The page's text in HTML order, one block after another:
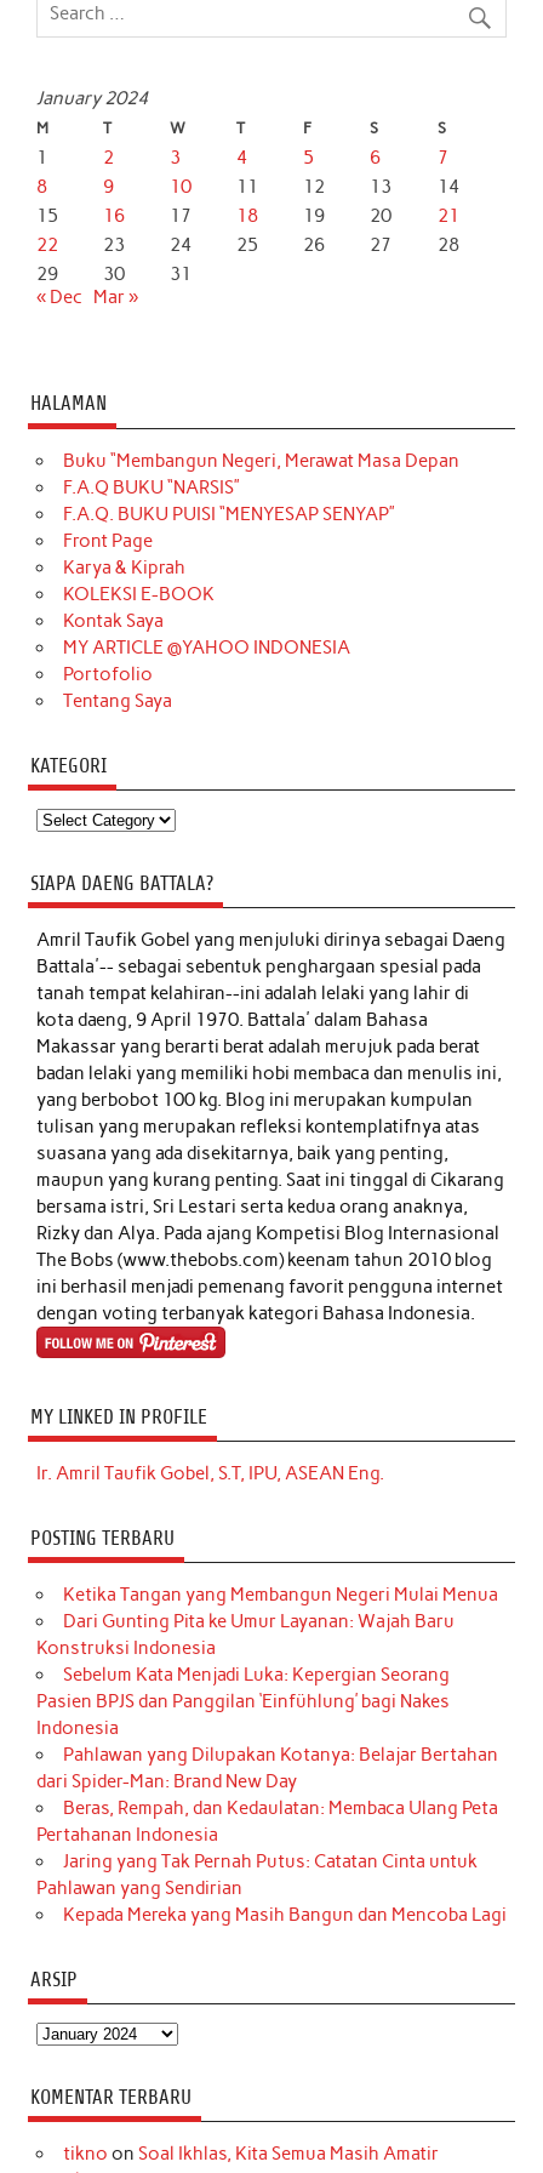
o
r
January 2024
M T W T F S S
1 2 3 4 5 6
7
8
9 10 11 12 13
14
15
16 17 18 19 20
21
22
23 24 25 26 27
28
29
30
31
« Dec
Mar »
HALAMAN
Buku “Membangun Negeri, Merawat Masa Depan
F.A.Q BUKU “NARSIS”
F.A.Q. BUKU PUISI “MENYESAP SENYAP”
Front Page
Karya & Kiprah
KOLEKSI E-BOOK
Kontak Saya
MY ARTICLE @YAHOO INDONESIA
Portofolio
Tentang Saya
KATEGORI
Kategori
SIAPA DAENG BATTALA?
Amril Taufik Gobelyang menjuluki dirinya sebagai Daeng
Battala'-- sebagai sebentuk penghargaan spesial pada
tanah tempat kelahiran--ini adalah lelaki yang lahir di
kota daeng, 9 April 1970. Battala' dalam Bahasa
Makassar yang berarti berat adalah merujuk pada berat
badan lelaki yang memiliki hobi membaca dan menulis ini,
yang berbobot 100 kg. Blog ini merupakan kumpulan
tulisan yang merupakan refleksi kontemplatifnya atas
suasana yang ada disekitarnya, baik yang penting,
maupun yang kurang penting. Saat ini tinggal di Cikarang
bersama istri, Sri Lestari serta kedua orang anaknya,
Rizky dan Alya. Pada ajang Kompetisi Blog Internasional
The Bobs (www.thebobs.com) keenam tahun 2010 blog
ini berhasil menjadi pemenang favorit pengguna internet
dengan voting terbanyak kategori Bahasa Indonesia.
MY LINKED IN PROFILE
Ir. Amril Taufik Gobel, S.T, IPU, ASEAN Eng.
POSTING TERBARU
Ketika Tangan yang Membangun Negeri Mulai Menua
Dari Gunting Pita ke Umur Layanan: Wajah Baru
Konstruksi Indonesia
Sebelum Kata Menjadi Luka: Kepergian Seorang
Pasien BPJS dan Panggilan ‘Einfühlung’ bagi Nakes
Indonesia
Pahlawan yang Dilupakan Kotanya: Belajar Bertahan
dari Spider-Man: Brand New Day
Beras, Rempah, dan Kedaulatan: Membaca Ulang Peta
Pertahanan Indonesia
Jaring yang Tak Pernah Putus: Catatan Cinta untuk
Pahlawan yang Sendirian
Kepada Mereka yang Masih Bangun dan Mencoba Lagi
ARSIP
Arsip
KOMENTAR TERBARU
tikno on Soal Ikhlas, Kita Semua Masih Amatir